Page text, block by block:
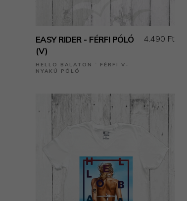
EASY RIDER - FÉRFI PÓLÓ
(V)
HELLO BALATON ˙ FÉRFI V-
NYAKÚ PÓLÓ
4.490 Ft